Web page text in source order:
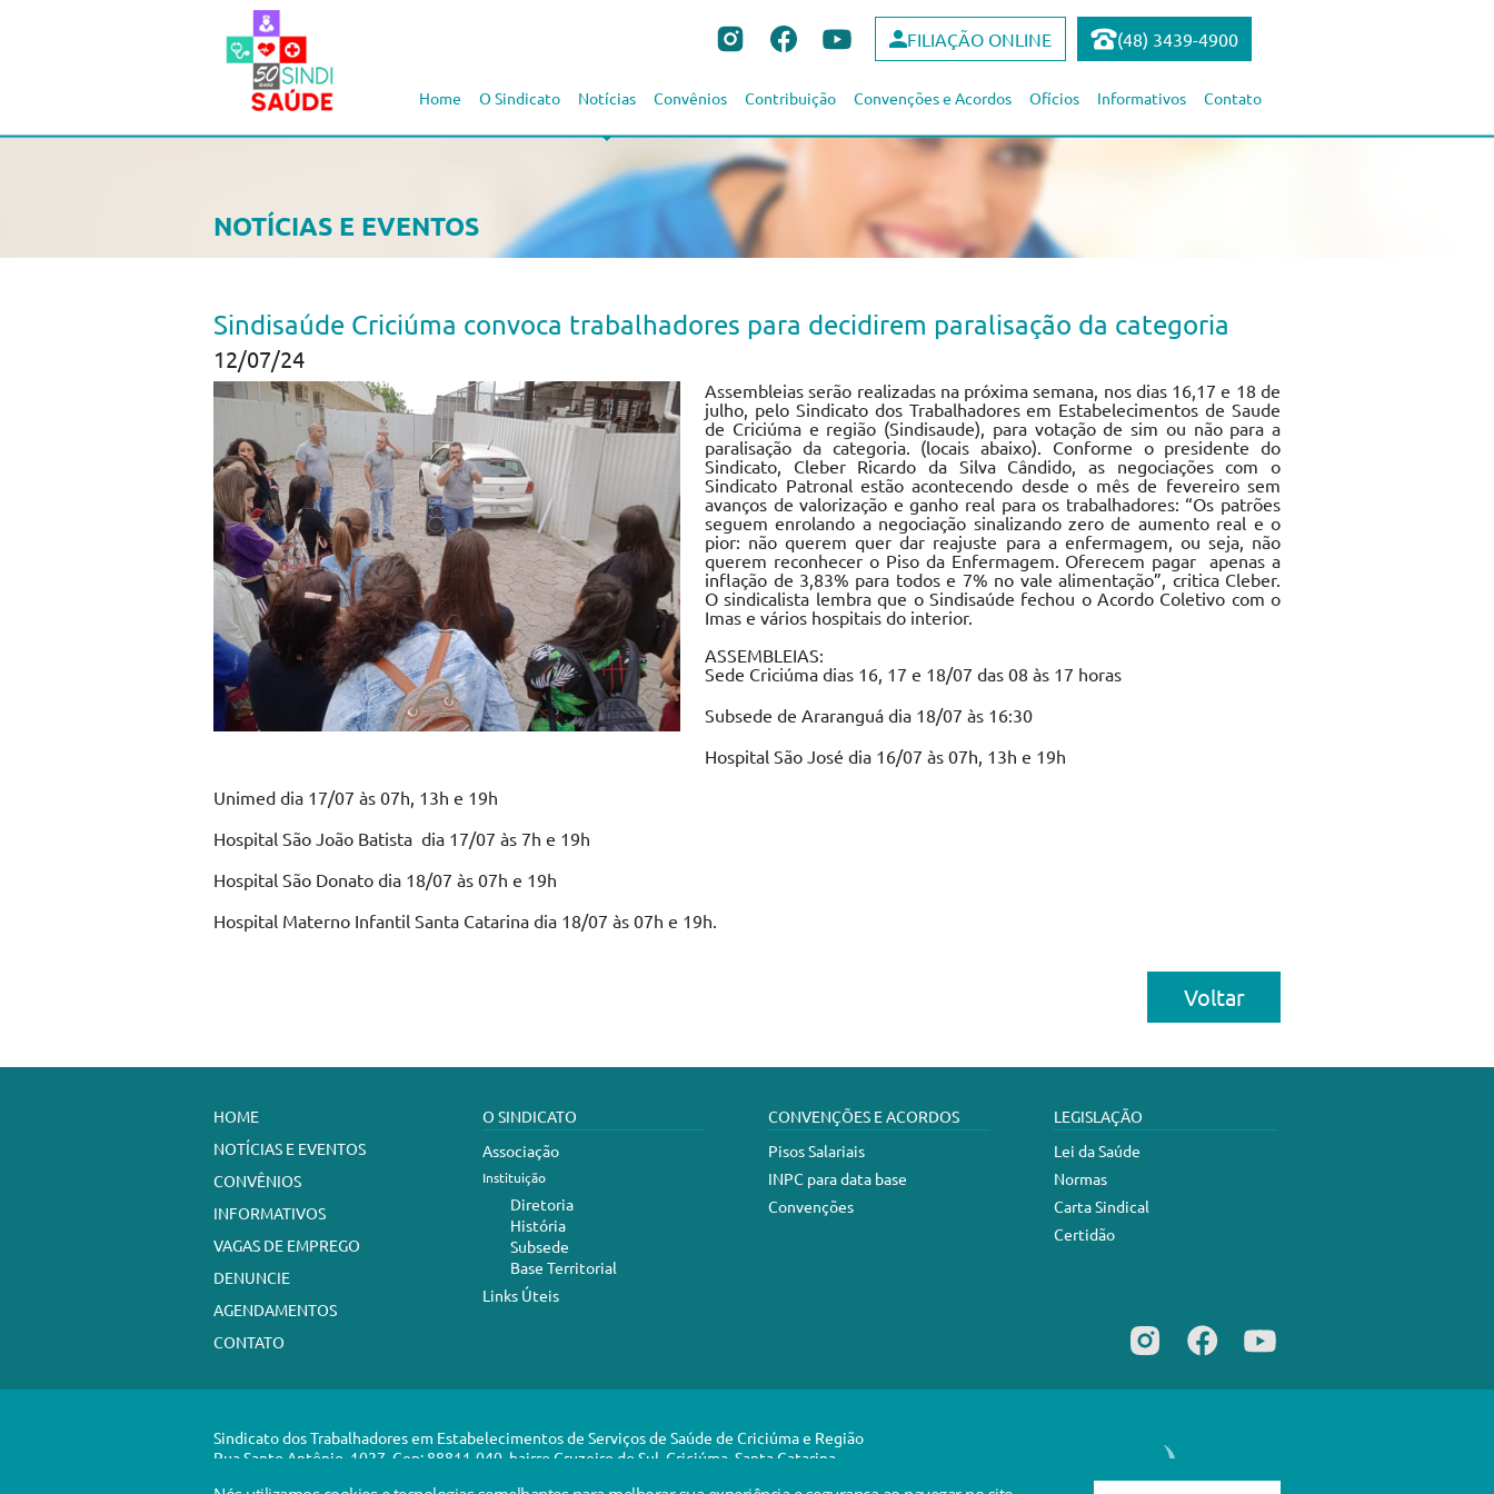
(48) 3439-4900
FILIAÇÃO ONLINE
Contato
Informativos
Ofícios
Convenções e Acordos
Contribuição
Convênios
Notícias
O Sindicato
Home
NOTÍCIAS E EVENTOS
Sindisaúde Criciúma convoca trabalhadores para decidirem paralisação da categoria
12/07/24
Assembleias serão realizadas na próxima semana, nos dias 16,17 e 18 de
julho, pelo Sindicato dos Trabalhadores em Estabelecimentos de Saude
de Criciúma e região (Sindisaude), para votação de sim ou não para a
paralisação da categoria. (locais abaixo). Conforme o presidente do
Sindicato, Cleber Ricardo da Silva Cândido, as negociações com o
Sindicato Patronal estão acontecendo desde o mês de fevereiro sem
avanços de valorização e ganho real para os trabalhadores: “Os patrões
seguem enrolando a negociação sinalizando zero de aumento real e o
pior: não querem quer dar reajuste para a enfermagem, ou seja, não
querem reconhecer o Piso da Enfermagem. Oferecem pagar apenas a
inflação de 3,83% para todos e 7% no vale alimentação”, critica Cleber.
O sindicalista lembra que o Sindisaúde fechou o Acordo Coletivo com o
Imas e vários hospitais do interior.
ASSEMBLEIAS:
Sede Criciúma dias 16, 17 e 18/07 das 08 às 17 horas
Subsede de Araranguá dia 18/07 às 16:30
Hospital São José dia 16/07 às 07h, 13h e 19h
Unimed dia 17/07 às 07h, 13h e 19h
Hospital São João Batista dia 17/07 às 7h e 19h
Hospital São Donato dia 18/07 às 07h e 19h
Hospital Materno Infantil Santa Catarina dia 18/07 às 07h e 19h.
Voltar
HOME
NOTÍCIAS E EVENTOS
CONVÊNIOS
INFORMATIVOS
VAGAS DE EMPREGO
DENUNCIE
AGENDAMENTOS
CONTATO
O SINDICATO
Associação
Instituição
Diretoria
História
Subsede
Base Territorial
Links Úteis
CONVENÇÕES E ACORDOS
Pisos Salariais
INPC para data base
Convenções
LEGISLAÇÃO
Lei da Saúde
Normas
Carta Sindical
Certidão
Sindicato dos Trabalhadores em Estabelecimentos de Serviços de Saúde de Criciúma e Região
Rua Santo Antônio, 1027, Cep: 88811-040, bairro Cruzeiro do Sul, Criciúma, Santa Catarina
Desenvolvimento